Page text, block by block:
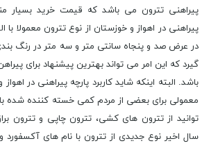
پیراهنی تترون می باشد که قیمت خرید بسیار
پیراهنی در اهواز و خوزستان از نوع تترون معمولا با
در عرض صد و پنجاه سانتی متر و سه متر در رنگ
گیرد که این امر می تواند بهترین پیشنهاد برای
باشد. البته اینکه شاید کاربرد پارچه پیراهنی در
معمولی برای بعضی از مردم کمی خسته کننده شده
توانید از تترون های کشی، تترون چاپی و تترون
سال اخیر نوع جدیدی از تترون با نام های آکسفورد و